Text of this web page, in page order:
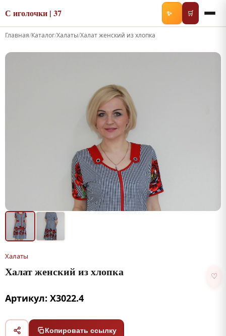
С иголочки | 37 ✨ 🛒
Главная/Каталог/Халаты/Халат женский из хлопка
Халаты
Халат женский из хлопка ♡
Артикул: Х3022.4
Копировать ссылку